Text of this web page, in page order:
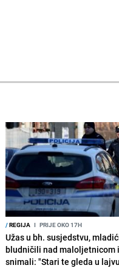
/REGIJA I PRIJE OKO 17H
Užas u bh. susjedstvu,
bludničili nad maloljetnicom
snimali: "Stari te gleda u